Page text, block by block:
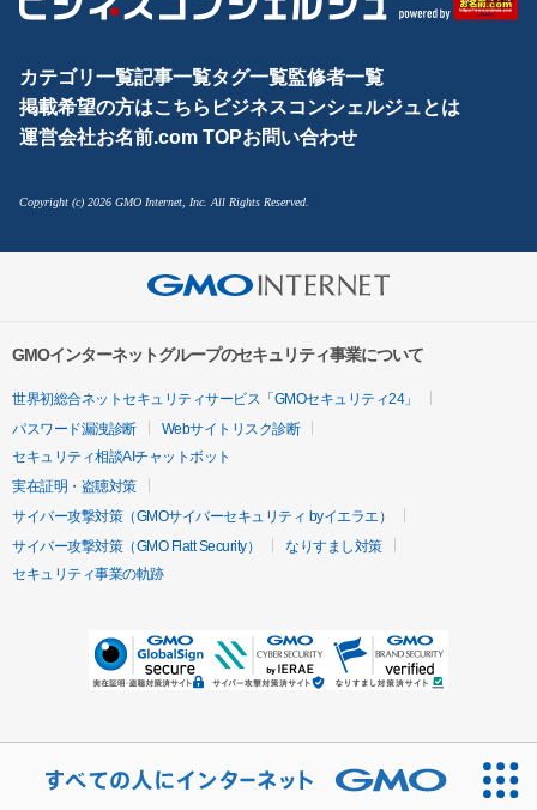
カテゴリ一覧記事一覧タグ一覧監修者一覧
掲載希望の方はこちら ビジネスコンシェルジュとは
運営会社お名前.com TOPお問い合わせ
Copyright (c) 2026 GMO Internet, Inc. All Rights Reserved.
GMOインターネットグループのセキュリティ事業について
世界初総合ネットセキュリティサービス「GMOセキュリティ24」
パスワード漏洩診断
Webサイトリスク診断
セキュリティ相談AIチャットボット
実在証明・盗聴対策
サイバー攻撃対策（GMOサイバーセキュリティ byイエラエ）
サイバー攻撃対策（GMO Flatt Security）
なりすまし対策
セキュリティ事業の軌跡